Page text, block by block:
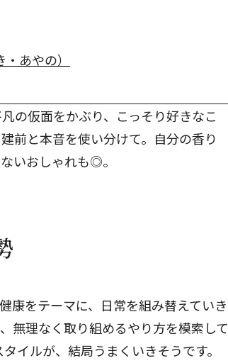
あやの）
の仮面をかぶり、こっそり好きなこ
前と本音を使い分けて。自分の香り
いおしゃれも◎。
康をテーマに、日常を組み替えていき
無理なく取り組めるやり方を模索して
イルが、結局うまくいきそうです。